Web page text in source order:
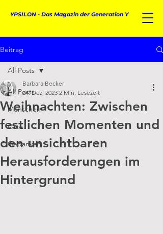
YPSILON - Das Magazin der Generation Y
Beitrag
All Posts
Menschen
Orte
Gedanken
All Posts
Weihnachten: Zwischen
festlichen Momenten und
den unsichtbaren
Herausforderungen im
Hintergrund
Barbara Becker
24. Dez. 2023 2 Min. Lesezeit